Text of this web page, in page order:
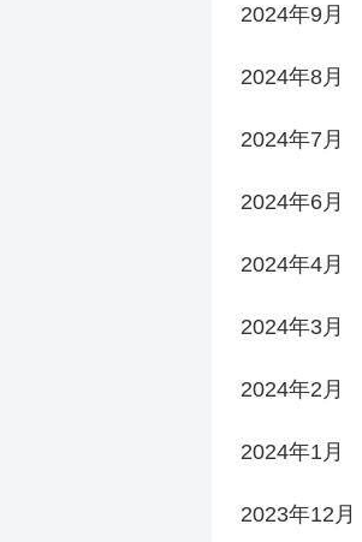
2024年9月
2024年8月
2024年7月
2024年6月
2024年4月
2024年3月
2024年2月
2024年1月
2023年12月